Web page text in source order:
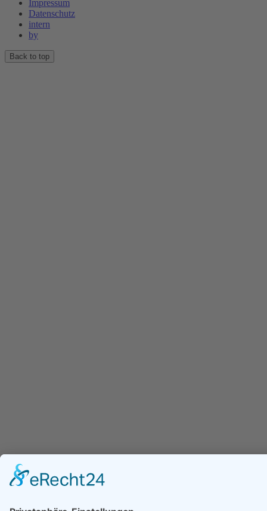
Impressum
Datenschutz
intern
by
Back to top